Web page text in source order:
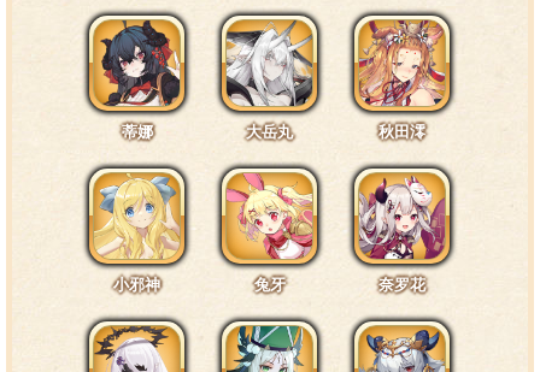
碰的话，会受伤。
互动台词5·背包1
噢噢！又发现好东西了！塞背包，塞背包……
互动台词6·扳手1
啊，这个，不能随便乱碰！很危险的……
蒂娜 大岳丸 秋田澪
小邪神 兔牙 奈罗花